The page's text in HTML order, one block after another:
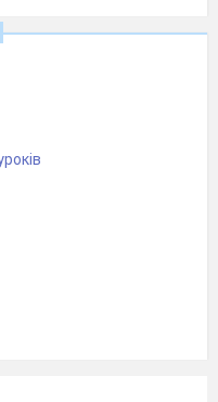
та ціни в меню.
bereit?
bereit. Die